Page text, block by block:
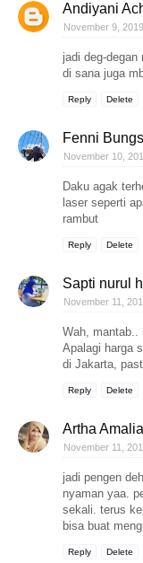
Andiyani
November 9,
jadi deg-
di sana juga
Reply Delete
Fenni
November 10,
Daku agak
laser seperti
rambut
Reply Delete
Sapti nurul
November 11,
Wah, mantab..
Apalagi harga
di Jakarta,
Reply Delete
Artha Amalia
November 11,
jadi pengen
nyaman yaa.
sekali. terus
bisa buat
Reply Delete